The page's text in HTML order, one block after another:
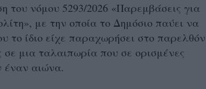
του νόμου 5293/2026 «Παρεμβάσεις για
με την οποία το Δημόσιο παύει να
το ίδιο είχε παραχωρήσει στο παρελθόν
σε μια ταλαιπωρία που σε ορισμένες
έναν αιώνα.